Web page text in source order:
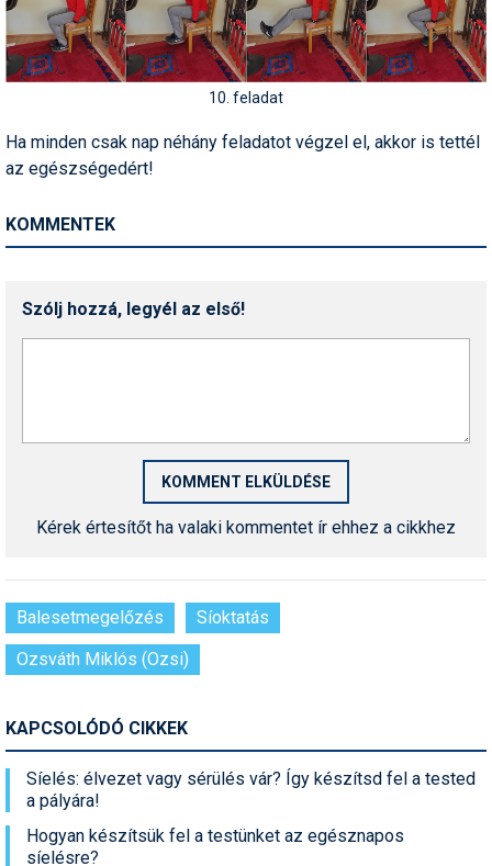
10. feladat
Ha minden csak nap néhány feladatot végzel el, akkor is tettél
az egészségedért!
KOMMENTEK
Szólj hozzá, legyél az első!
Kérek értesítőt ha valaki kommentet ír ehhez a cikkhez
Balesetmegelőzés
Síoktatás
Ozsváth Miklós (Ozsi)
KAPCSOLÓDÓ CIKKEK
Síelés: élvezet vagy sérülés vár? Így készítsd fel a tested
a pályára!
Hogyan készítsük fel a testünket az egésznapos
síelésre?